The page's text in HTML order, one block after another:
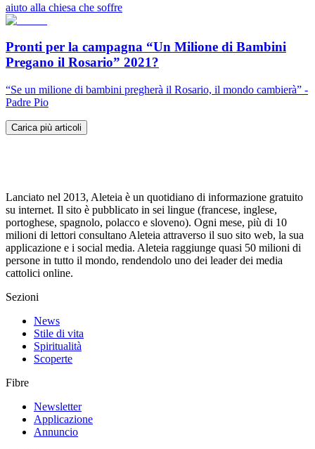
aiuto alla chiesa che soffre
Pronti per la campagna “Un Milione di Bambini
Pregano il Rosario” 2021?
“Se un milione di bambini pregherà il Rosario, il mondo cambierà” -
Padre Pio
Carica più articoli
Lanciato nel 2013, Aleteia è un quotidiano di informazione gratuito
su internet. Il sito è pubblicato in sei lingue (francese, inglese,
portoghese, spagnolo, polacco e sloveno). Ogni mese, più di 10
milioni di lettori consultano Aleteia attraverso il suo sito web, la sua
applicazione e i social media. Aleteia raggiunge quasi 50 milioni di
persone in tutto il mondo, rendendolo uno dei leader dei media
cattolici online.
Sezioni
News
Stile di vita
Spiritualità
Scoperte
Fibre
Newsletter
Applicazione
Annuncio